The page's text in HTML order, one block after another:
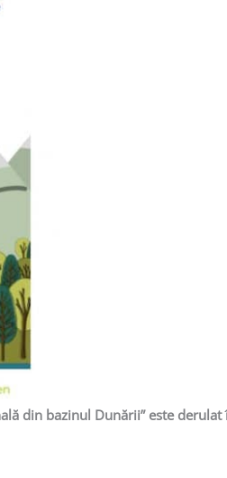
din bazinul Dunării” este